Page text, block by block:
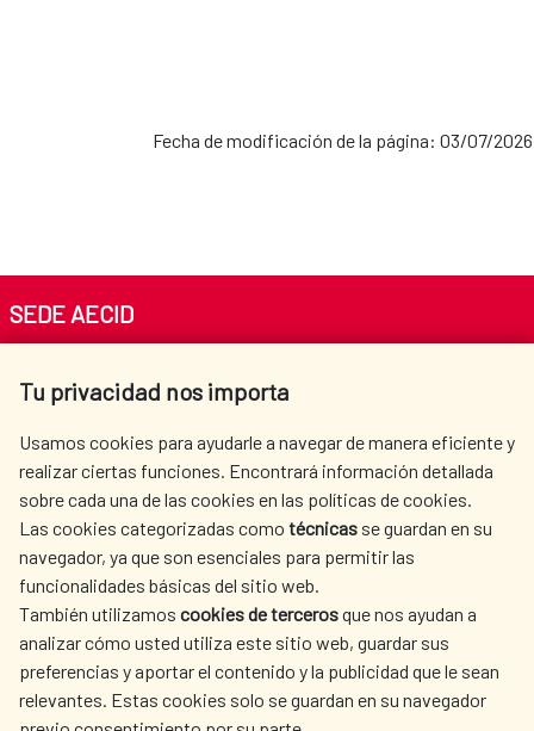
Fecha de modificación de la página: 03/07/2026
Tu privacidad nos importa
Usamos cookies para ayudarle a navegar de manera eficiente y
realizar ciertas funciones. Encontrará información detallada
sobre cada una de las cookies en las políticas de cookies.
Las cookies categorizadas como técnicas se guardan en su
navegador, ya que son esenciales para permitir las
funcionalidades básicas del sitio web.
También utilizamos cookies de tercerosque nos ayudan a
analizar cómo usted utiliza este sitio web, guardar sus
preferencias y aportar el contenido y la publicidad que le sean
relevantes. Estas cookies solo se guardan en su navegador
SEDE AECID
Tel. +34 900 20 30 54​​​​​​​
AECID
WHERE DO WE COOPERATE?
SPANISH HUMANITARIAN
ACTION
PRESS ROOM
CULTURE AND SCIENCE LIBRARY